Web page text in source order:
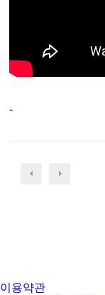
-
이용약관